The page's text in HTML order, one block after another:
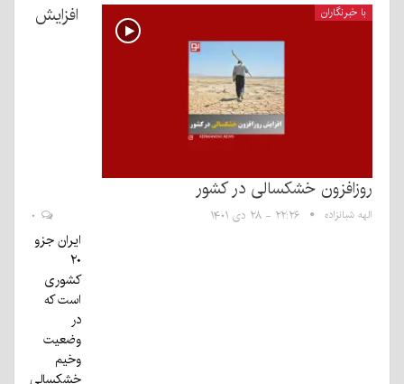
با خبرنگاران افزایش
روزافزون خشکسالی در کشور
الهه شبانزاده ۲۲:۲۶ - ۲۸ دی ۱۴۰۱
ایران جزو
۲۰
کشوری
است که
در
وضعیت
وخیم
خشکسالی